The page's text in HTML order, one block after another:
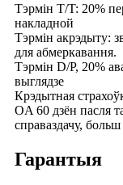
Тэрмін T/T: 20%
накладной
Тэрмін акрэдыту:
для абмеркавання.
Тэрмін D/P, 20%
выглядзе
Крэдытная
OA 60 дзён пасля
справаздачу,
Гарантыя